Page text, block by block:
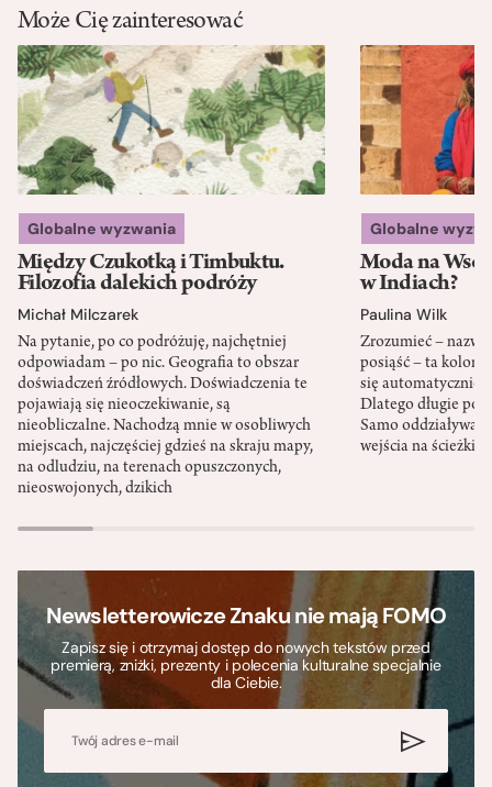
Może Cię zainteresować
Globalne wyzwania
Między Czukotką i Timbuktu.
Filozofia dalekich podróży
Michał Milczarek
Na pytanie, po co podróżuję, najchętniej
odpowiadam – po nic. Geografia to obszar
doświadczeń źródłowych. Doświadczenia te
pojawiają się nieoczekiwanie, są
nieobliczalne. Nachodzą mnie w osobliwych
miejscach, najczęściej gdzieś na skraju mapy,
na odludziu, na terenach opuszczonych,
nieoswojonych, dzikich
Globalne
Moda na
w Indiach?
Paulina Wilk
Zrozumieć –
posiąść – ta
się automatycznie,
Dlatego długie
Samo
wejścia na ścieżki
Newsletterowicze Znaku nie mają FOMO
Zapisz się i otrzymaj dostęp do nowych tekstów przed
premierą, zniżki, prezenty i polecenia kulturalne specjalnie
dla Ciebie.